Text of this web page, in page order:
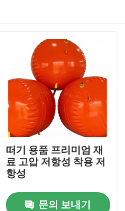
떠기 용품 프리미엄 재
료 고압 저항성 착용 저
항성
문의 보내기